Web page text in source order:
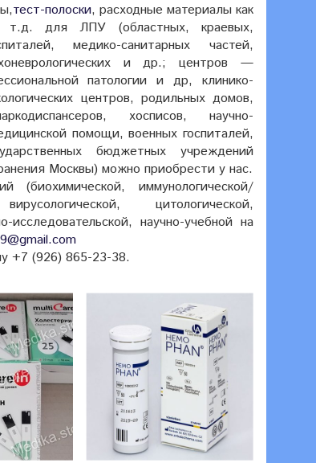
тест-полоски, расходные материалы как
т.д. для ЛПУ (областных, краевых,
медико-санитарных частей,
и др.; центров —
патологии и др, клинико-
центров, родильных домов,
хосписов, научно-
помощи, военных госпиталей,
бюджетных учреждений
Москвы) можно приобрести у нас.
(биохимической, иммунологической/
цитологической,
исследовательской, научно-учебной на
+7 (926) 865-23-38.